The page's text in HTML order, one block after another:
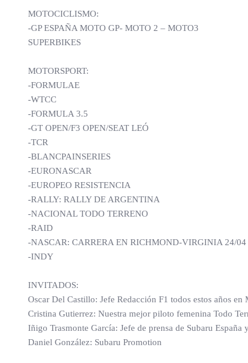
MOTOCICLISMO:
-GP ESPAÑA MOTO GP- MOTO 2 – MOTO3
SUPERBIKES
MOTORSPORT:
-FORMULAE
-WTCC
-FORMULA 3.5
-GT OPEN/F3 OPEN/SEAT LEÓ
-TCR
-BLANCPAINSERIES
-EURONASCAR
-EUROPEO RESISTENCIA
-RALLY: RALLY DE ARGENTINA
-NACIONAL TODO TERRENO
-RAID
-NASCAR: CARRERA EN RICHMOND-VIRGINIA 24/04
-INDY
INVITADOS:
Oscar Del Castillo: Jefe Redacción F1 todos estos años en
Cristina Gutierrez: Nuestra mejor piloto femenina Todo
Iñigo Trasmonte García: Jefe de prensa de Subaru España
Daniel González: Subaru Promotion